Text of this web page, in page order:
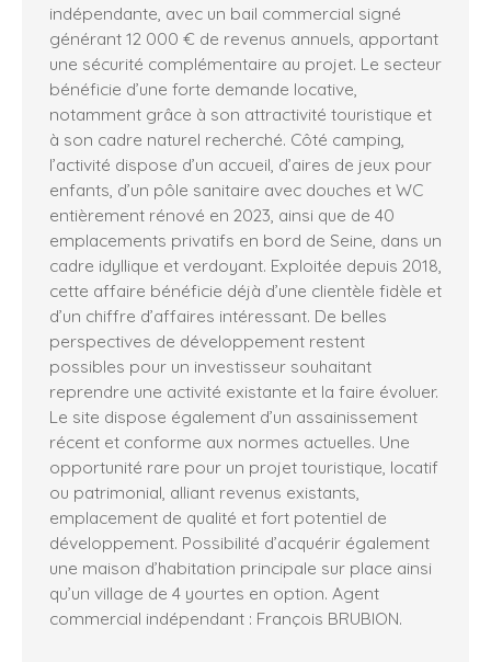
indépendante, avec un bail commercial signé
générant 12 000 € de revenus annuels, apportant
une sécurité complémentaire au projet. Le secteur
bénéficie d’une forte demande locative,
notamment grâce à son attractivité touristique et
à son cadre naturel recherché. Côté camping,
l’activité dispose d’un accueil, d’aires de jeux pour
enfants, d’un pôle sanitaire avec douches et WC
entièrement rénové en 2023, ainsi que de 40
emplacements privatifs en bord de Seine, dans un
cadre idyllique et verdoyant. Exploitée depuis 2018,
cette affaire bénéficie déjà d’une clientèle fidèle et
d’un chiffre d’affaires intéressant. De belles
perspectives de développement restent
possibles pour un investisseur souhaitant
reprendre une activité existante et la faire évoluer.
Le site dispose également d’un assainissement
récent et conforme aux normes actuelles. Une
opportunité rare pour un projet touristique, locatif
ou patrimonial, alliant revenus existants,
emplacement de qualité et fort potentiel de
développement. Possibilité d’acquérir également
une maison d’habitation principale sur place ainsi
qu’un village de 4 yourtes en option. Agent
commercial indépendant : François BRUBION.